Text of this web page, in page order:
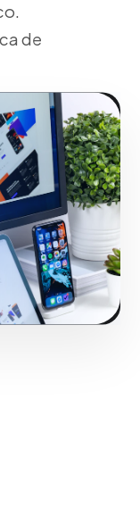
de
estructura de
o retorno